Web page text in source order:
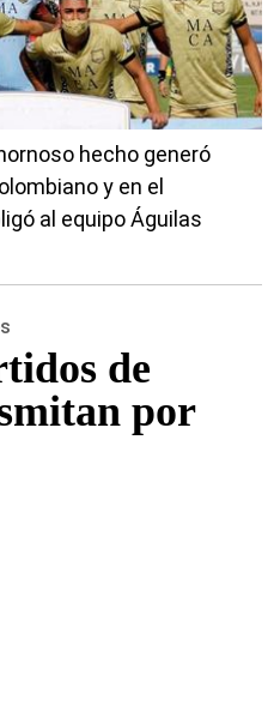
hecho generó
y en el
al equipo Águilas
de
por